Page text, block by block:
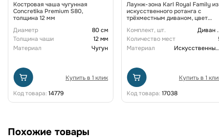
Костровая чаша чугунная
Concretika Premium S80,
толщина 12 мм
Диаметр
80 см
Толщина чаши
12 мм
Материал
Чугун
Купить в 1 клик
Код товара: 14779
Лаунж-зона Karl Royal Family из
искусственного ротанга с
трёхместным диваном, цвет
Комплект, шт. Диван
Количество мест
Материал
Искусственный ротанг
Купить в 1
Код товара: 17038
Похожие товары